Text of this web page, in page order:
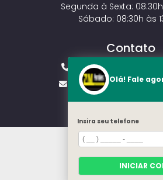
Segunda à Sexta: 08:30h
Sábado: 08:30h às
Contato
(11) 2143-4826
HOME
MODELOS
CONTATO
Olá! Fale
Insira seu telefone
INICIAR